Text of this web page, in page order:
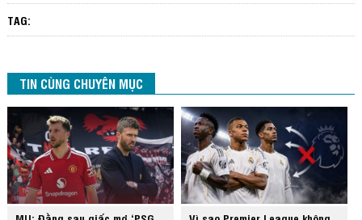
TAG:
TIN CÙNG CHUYÊN MỤC